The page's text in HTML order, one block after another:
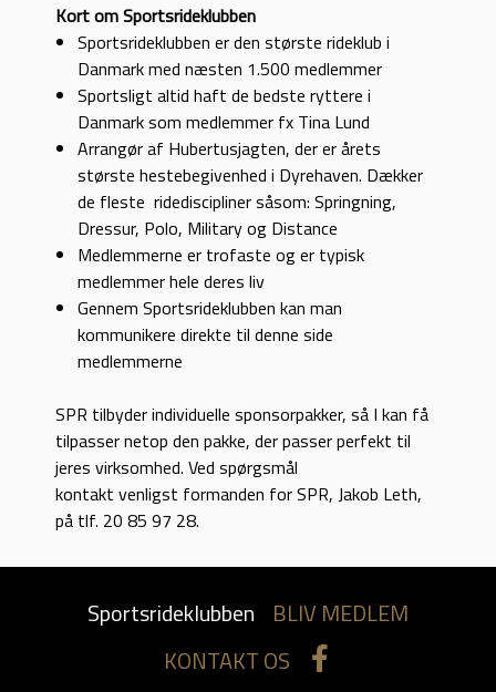
Kort om Sportsrideklubben
Sportsrideklubben er den største rideklub i
Danmark med næsten 1.500 medlemmer
Sportsligt altid haft de bedste ryttere i
Danmark som medlemmer fx Tina Lund
Arrangør af Hubertusjagten, der er årets
største hestebegivenhed i Dyrehaven. Dækker
de fleste ridediscipliner såsom: Springning,
Dressur, Polo, Military og Distance
Medlemmerne er trofaste og er typisk
medlemmer hele deres liv
Gennem Sportsrideklubben kan man
kommunikere direkte til denne side
medlemmerne
SPR tilbyder individuelle sponsorpakker, så I kan få
tilpasser netop den pakke, der passer perfekt til
jeres virksomhed. Ved spørgsmål
kontakt venligst formanden for SPR, Jakob Leth,
på tlf. 20 85 97 28.
Sportsrideklubben
BLIV MEDLEM
KONTAKT OS